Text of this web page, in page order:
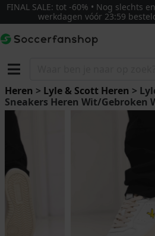
FINAL SALE: tot -60% • Nog slechts
werkdagen vóór 23:59
Heren > Lyle & Scott Heren >
Sneakers Heren Wit/Gebroken